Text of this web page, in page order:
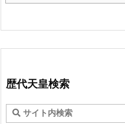
歴代天皇検索